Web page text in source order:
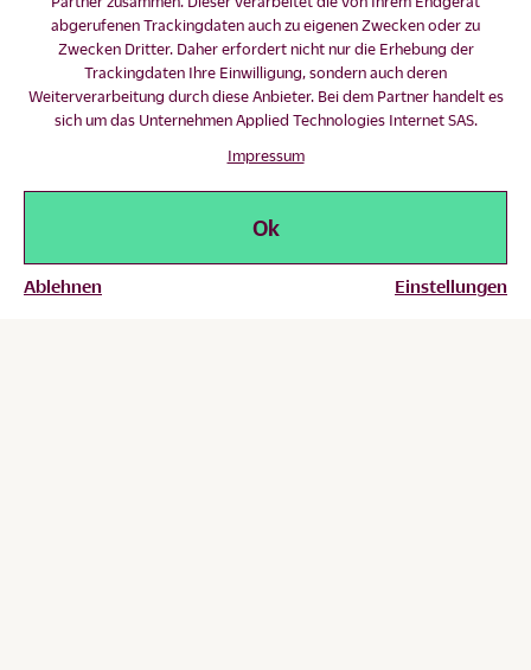
abgerufenen Trackingdaten auch zu eigenen Zwecken oder zu
Zwecken Dritter. Daher erfordert nicht nur die Erhebung der
Trackingdaten Ihre Einwilligung, sondern auch deren
Weiterverarbeitung durch diese Anbieter. Bei dem Partner handelt es
sich um das Unternehmen Applied Technologies Internet SAS.
Impressum
Ok
Ablehnen Einstellungen